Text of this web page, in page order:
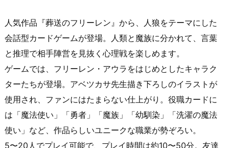
人気作品『葬送のフリーレン』から、人狼をテーマにした
会話型カードゲームが登場。人類と魔族に分かれて、言葉
と推理で相手陣営を見抜く心理戦を楽しめます。
ゲームでは、フリーレン・アウラをはじめとしたキャラク
ターたちが登場。アベツカサ先生描き下ろしのイラストが
使用され、ファンにはたまらない仕上がり。役職カードに
は「魔法使い」「勇者」「魔族」「幼馴染」「洗濯の魔法
使い」など、作品らしいユニークな職業が勢ぞろい。
5〜20人でプレイ可能で、プレイ時間は約10〜50分。友達